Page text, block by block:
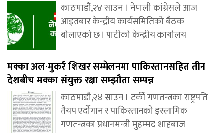
काठमाडौं,२४ साउन । नेपाली कांग्रेसले आज
आइतबार केन्द्रीय कार्यसमितिको बैठक
बोलाएको छ। पार्टीको केन्द्रीय कार्यालय
मक्का अल-मुकर्र शिखर सम्मेलनमा पाकिस्तानसहित तीन
देशबीच मक्का संयुक्त रक्षा सम्झौता सम्पन्न
काठमाडौ,२४ साउन । टर्की गणतन्त्रका राष्ट्रपति
तैयप एर्दोगान र पाकिस्तानको इस्लामिक
गणतन्त्रका प्रधानमन्त्री मुहम्मद शाहबाज